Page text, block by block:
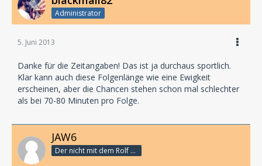
Administrator
5. Juni 2013
Danke für die Zeitangaben! Das ist ja durchaus sportlich.
Klar kann auch diese Folgenlänge wie eine Ewigkeit
erscheinen, aber die Chancen stehen schon mal schlechter
als bei 70-80 Minuten pro Folge.
JAW6
Der nicht mit dem Rolf schranzt